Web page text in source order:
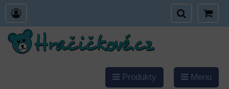
Produkty Menu